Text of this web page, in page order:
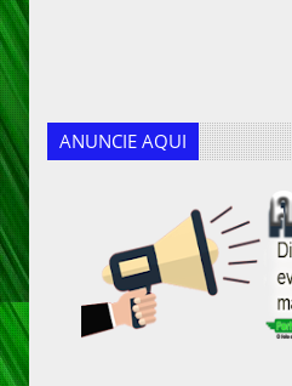
ANUNCIE AQUI